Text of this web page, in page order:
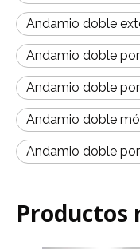
Andamio doble
Andamio doble
Andamio doble
Andamio doble
Andamio doble
Productos